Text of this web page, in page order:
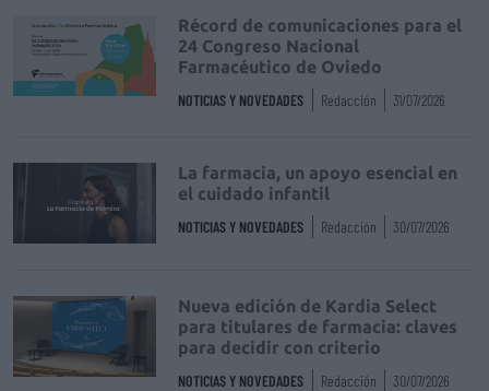
Récord de comunicaciones para el
24 Congreso Nacional
Farmacéutico de Oviedo
NOTICIAS Y NOVEDADES Redacción 31/07/2026
La farmacia, un apoyo esencial en
el cuidado infantil
NOTICIAS Y NOVEDADES Redacción 30/07/2026
Nueva edición de Kardia Select
para titulares de farmacia: claves
para decidir con criterio
NOTICIAS Y NOVEDADES Redacción 30/07/2026